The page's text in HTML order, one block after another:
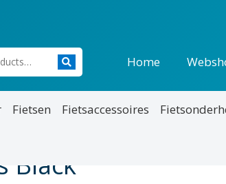
Home
Fietsen Fietsaccessoires
Black